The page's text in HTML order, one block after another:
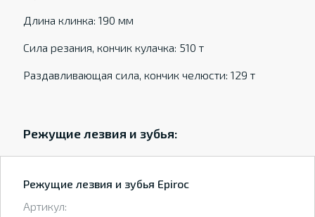
Длина клинка: 190 мм
Сила резания, кончик кулачка: 510 т
Раздавливающая сила, кончик челюсти: 129 т
Режущие лезвия и зубья:
Режущие лезвия и зубья Epiroc
Артикул: